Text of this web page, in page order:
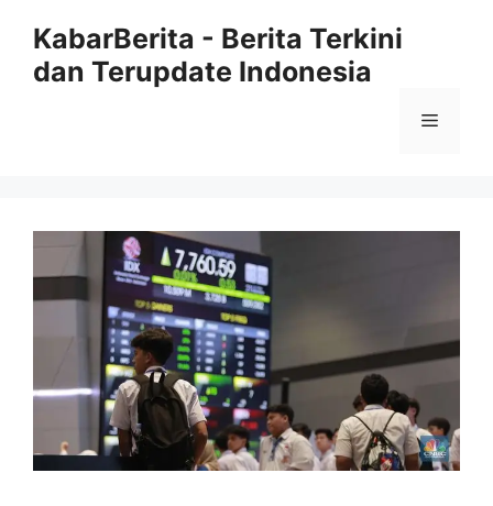
KabarBerita - Berita Terkini
dan Terupdate Indonesia
Menu